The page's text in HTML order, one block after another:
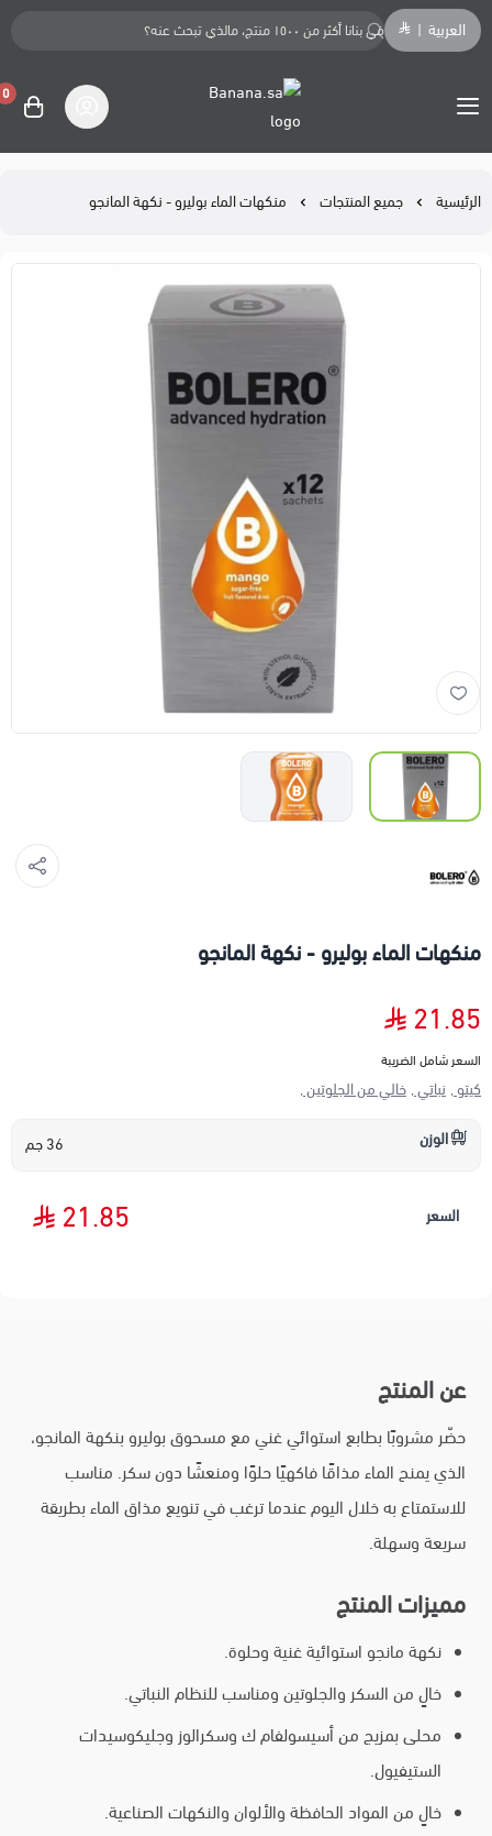
العربية
Banana.sa
0
الرئيسية جميع المنتجات منكهات الماء بوليرو - نكهة المانجو
منكهات الماء بوليرو - نكهة المانجو
21.85
السعر شامل الضريبة
كيتو , نباتي , خالي من الجلوتين ,
الوزن 36 جم
السعر 21.85
عن المنتج
حضّر مشروبًا بطابع استوائي غني مع مسحوق بوليرو بنكهة المانجو،
الذي يمنح الماء مذاقًا فاكهيًا حلوًا ومنعشًا دون سكر. مناسب
للاستمتاع به خلال اليوم عندما ترغب في تنويع مذاق الماء بطريقة
سريعة وسهلة.
مميزات المنتج
نكهة مانجو استوائية غنية وحلوة.
خالٍ من السكر والجلوتين ومناسب للنظام النباتي.
محلى بمزيج من أسيسولفام ك وسكرالوز وجليكوسيدات
الستيفيول.
خالٍ من المواد الحافظة والألوان والنكهات الصناعية.